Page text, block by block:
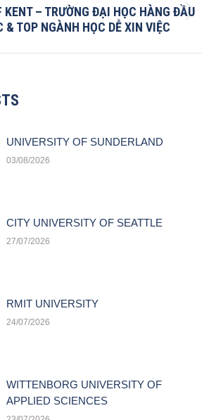
Next
post:
KENT – TRƯỜNG ĐẠI HỌC HÀNG ĐẦU
& TOP NGÀNH HỌC DỄ XIN VIỆC
UNIVERSITY OF SUNDERLAND
03/08/2026
CITY UNIVERSITY OF SEATTLE
27/07/2026
RMIT UNIVERSITY
24/07/2026
WITTENBORG UNIVERSITY OF
APPLIED SCIENCES